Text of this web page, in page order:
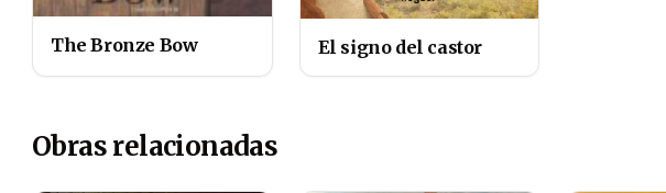
The Bronze Bow El signo del castor
Obras relacionadas